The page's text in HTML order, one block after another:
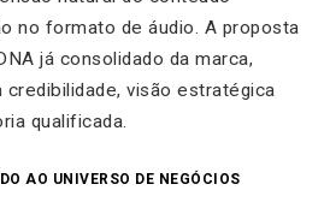
no formato de áudio. A proposta
já consolidado da marca,
visão estratégica
qualificada.
AO UNIVERSO DE NEGÓCIOS